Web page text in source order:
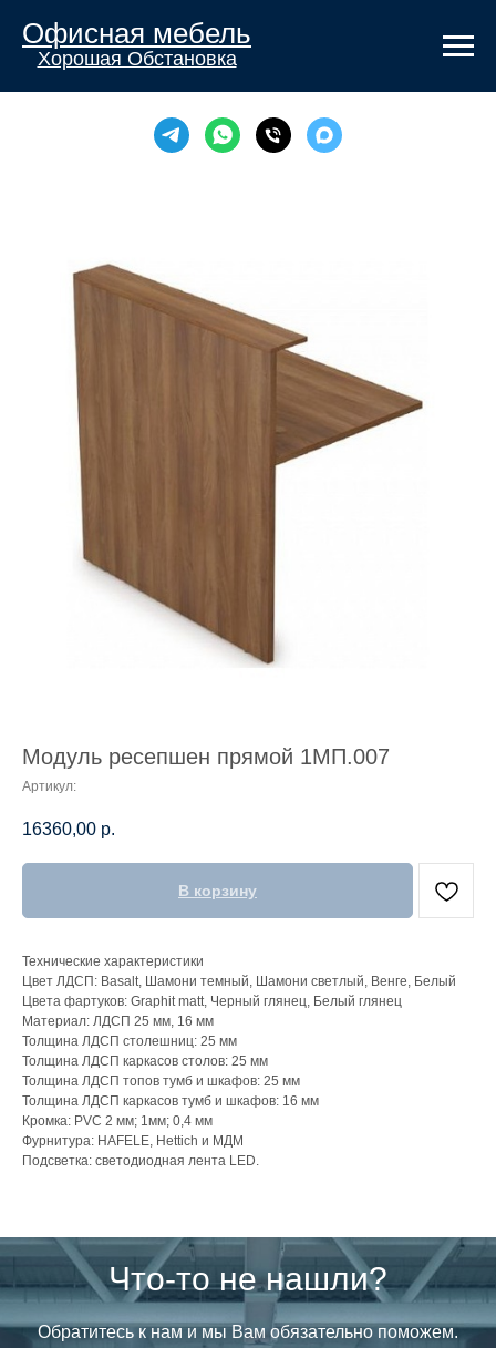
Офисная мебель
Хорошая Обстановка
Модуль ресепшен прямой 1МП.007
Артикул:
16360,00 р.
В корзину
Технические характеристики
Цвет ЛДСП: Basalt, Шамони темный, Шамони светлый, Венге, Белый
Цвета фартуков: Graphit matt, Черный глянец, Белый глянец
Материал: ЛДСП 25 мм, 16 мм
Толщина ЛДСП столешниц: 25 мм
Толщина ЛДСП каркасов столов: 25 мм
Толщина ЛДСП топов тумб и шкафов: 25 мм
Толщина ЛДСП каркасов тумб и шкафов: 16 мм
Кромка: PVC 2 мм; 1мм; 0,4 мм
Фурнитура: HAFELE, Hettich и МДМ
Подсветка: светодиодная лента LED.
Что-то не нашли?
Обратитесь к нам и мы Вам обязательно поможем.